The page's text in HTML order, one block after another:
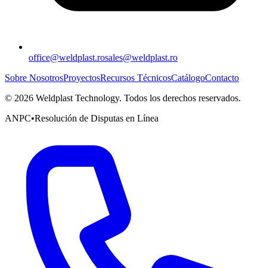
office@weldplast.rosales@weldplast.ro
Sobre NosotrosProyectosRecursos TécnicosCatálogoContacto
© 2026 Weldplast Technology. Todos los derechos reservados.
ANPC•Resolución de Disputas en Línea